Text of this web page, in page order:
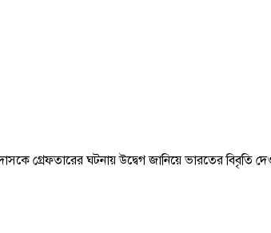
গ্রেফতারের ঘটনায় উদ্বেগ জানিয়ে ভারতের বিবৃতি